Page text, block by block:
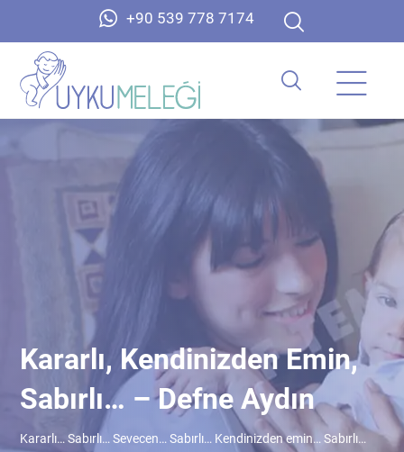
+90 539 778 7174
Kararlı, Kendinizden Emin,
Sabırlı… – Defne Aydın
Kararlı… Sabırlı… Sevecen… Sabırlı… Kendinizden emin… Sabırlı…